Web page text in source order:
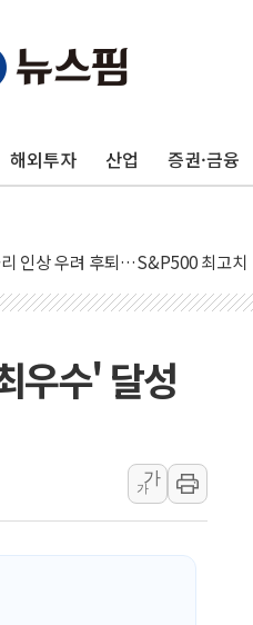
해외투자 산업 증권·금융
결과 발표...'김민석 재역전 vs 정청
새판 짠다…'자율규제단체' 타진
재추진…"26일까지 의혹 소명" 요구
부진에 연준 금리 인상 가능성 낮
'공동방위협정' 체결… 이스라엘·이
명령 검토…"이르면 다음 주"
장 공사 중단 명령…트럼프 제동
르그섬', 최근 1주일 이상 '올스톱'…
급등…시장은 "또 개입했나" 촉각
프리뷰...美 고용 쇼크에 반도체주 '
크에 금리 인상 우려 후퇴…나스닥
우수' 달성
가
가